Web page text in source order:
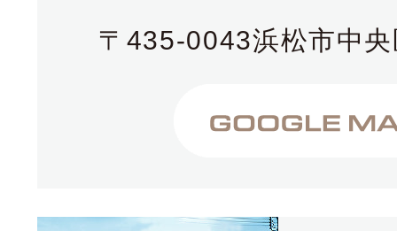
〒435-0043浜松市中